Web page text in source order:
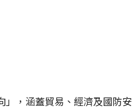
，涵蓋貿易、經濟及國防安